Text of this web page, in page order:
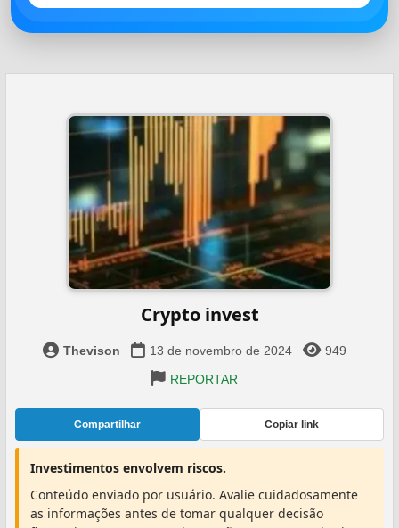
Crypto invest
Thevison 13 de novembro de 2024
949
REPORTAR
Compartilhar Copiar link
Investimentos envolvem riscos.
Conteúdo enviado por usuário. Avalie cuidadosamente
as informações antes de tomar qualquer decisão